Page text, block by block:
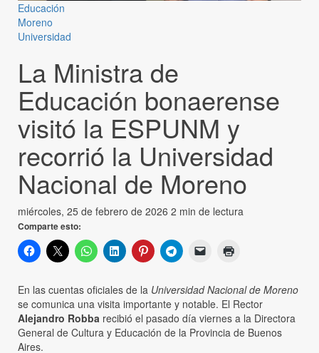
Educación
Moreno
Universidad
La Ministra de
Educación bonaerense
visitó la ESPUNM y
recorrió la Universidad
Nacional de Moreno
miércoles, 25 de febrero de 2026 2 min de lectura
Comparte esto:
En las cuentas oficiales de la Universidad Nacional de Moreno
se comunica una visita importante y notable. El Rector
Alejandro Robba recibió el pasado día viernes a la Directora
General de Cultura y Educación de la Provincia de Buenos
Aires.